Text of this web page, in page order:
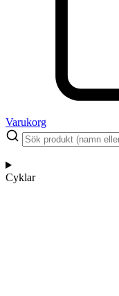
Varukorg
Cyklar